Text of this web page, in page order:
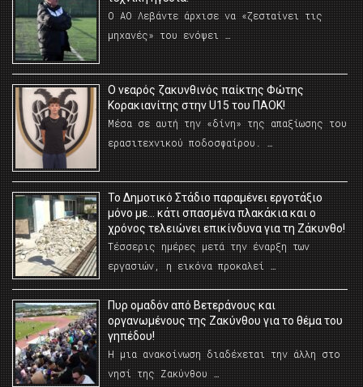
Ο ΑΟ Λεβάντε άρχισε να «ζεσταίνει τις
μηχανές» του ενόψει …
O νεαρός ζακυνθινός παίκτης Φώτης
Κορακιανίτης στην U15 του ΠΑΟΚ!
Μέσα σε αυτή την «δίνη» της απαξίωσης του
ερασιτεχνικού ποδοσφαίρου. …
Το Δημοτικό Στάδιο παραμένει εργοτάξιο
μόνο με… κάτι σπασμένα πλακάκια και ο
χρόνος τελειώνει επικίνδυνα για τη Ζάκυνθο!
Τέσσερις ημέρες μετά την έναρξη των
εργασιών, η εικόνα προκαλεί …
Πυρ ομαδόν από Βετεράνους και
οργανωμένους της Ζακύνθου για το θέμα του
γηπέδου!
Η μια ανακοίνωση διαδέχεται την άλλη στο
νησί της Ζακύνθου …